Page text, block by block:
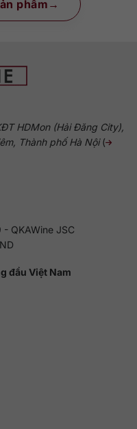
phẩm
HDMon (Hải Đăng City),
Thành phố Hà Nội(
QKAWine JSC
đầu Việt Nam